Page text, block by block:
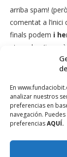
En
analizar nuestros
preferencias en
navegación.
preferenciasAQUÍ.
arriba spam!
comentat a
finals podem i
aturar-los (ja
bayesianes”,
ho permet
enganyosa, però
ofertes de
Una lluita
combatre-la, però
constantment.